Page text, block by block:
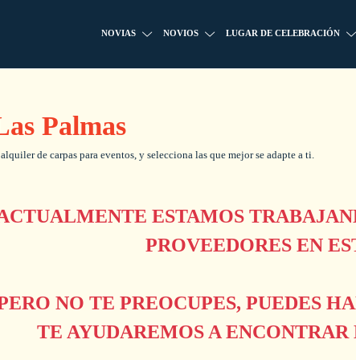
NOVIAS NOVIOS LUGAR DE CELEBRACIÓN
Palmas
de carpas para eventos, y selecciona las que mejor se adapte a ti.
ESTAMOS
PROVEEDORES EN
NO TE PREOCUPES, PUEDES
TE AYUDAREMOS A ENCONTRAR